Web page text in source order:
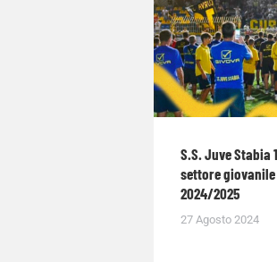
S.S. Juve Stabia
settore
2024/2025
27 Agosto 2024